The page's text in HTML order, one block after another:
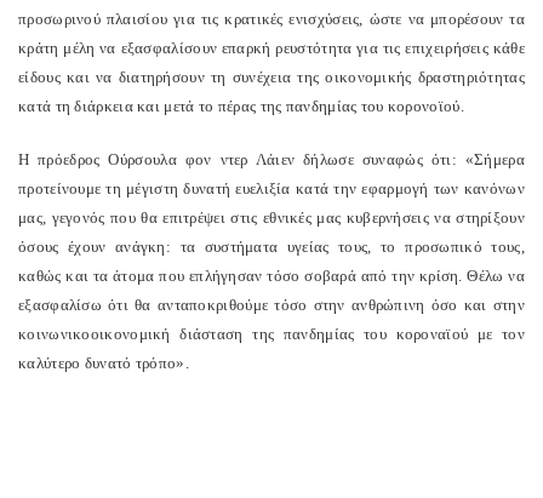
προσωρινού πλαισίου για τις κρατικές ενισχύσεις, ώστε να μπορέσουν τα
κράτη μέλη να εξασφαλίσουν επαρκή ρευστότητα για τις επιχειρήσεις κάθε
είδους και να διατηρήσουν τη συνέχεια της οικονομικής δραστηριότητας
κατά τη διάρκεια και μετά το πέρας της πανδημίας του κορονοϊού.
Η πρόεδρος Ούρσουλα φον ντερ Λάιεν δήλωσε συναφώς ότι: «Σήμερα
προτείνουμε τη μέγιστη δυνατή ευελιξία κατά την εφαρμογή των κανόνων
μας, γεγονός που θα επιτρέψει στις εθνικές μας κυβερνήσεις να στηρίξουν
όσους έχουν ανάγκη: τα συστήματα υγείας τους, το προσωπικό τους,
καθώς και τα άτομα που επλήγησαν τόσο σοβαρά από την κρίση. Θέλω να
εξασφαλίσω ότι θα ανταποκριθούμε τόσο στην ανθρώπινη όσο και στην
κοινωνικοοικονομική διάσταση της πανδημίας του κοροναϊού με τον
καλύτερο δυνατό τρόπο».